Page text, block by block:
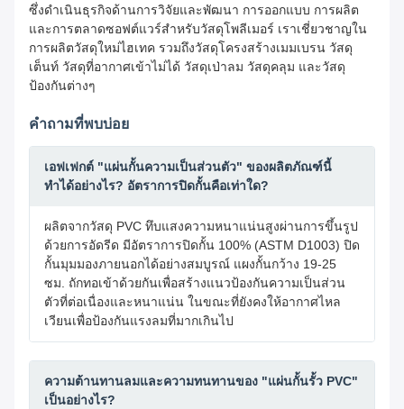
ซึ่งดำเนินธุรกิจด้านการวิจัยและพัฒนา การออกแบบ การผลิต
และการตลาดซอฟต์แวร์สำหรับวัสดุโพลีเมอร์ เราเชี่ยวชาญใน
การผลิตวัสดุใหม่ไฮเทค รวมถึงวัสดุโครงสร้างเมมเบรน วัสดุ
เต็นท์ วัสดุที่อากาศเข้าไม่ได้ วัสดุเป่าลม วัสดุคลุม และวัสดุ
ป้องกันต่างๆ
คำถามที่พบบ่อย
เอฟเฟกต์ "แผ่นกั้นความเป็นส่วนตัว" ของผลิตภัณฑ์นี้
ทำได้อย่างไร? อัตราการปิดกั้นคือเท่าใด?
ผลิตจากวัสดุ PVC ทึบแสงความหนาแน่นสูงผ่านการขึ้นรูป
ด้วยการอัดรีด มีอัตราการปิดกั้น 100% (ASTM D1003) ปิด
กั้นมุมมองภายนอกได้อย่างสมบูรณ์ แผงกั้นกว้าง 19-25
ซม. ถักทอเข้าด้วยกันเพื่อสร้างแนวป้องกันความเป็นส่วน
ตัวที่ต่อเนื่องและหนาแน่น ในขณะที่ยังคงให้อากาศไหล
เวียนเพื่อป้องกันแรงลมที่มากเกินไป
ความต้านทานลมและความทนทานของ "แผ่นกั้นรั้ว PVC"
เป็นอย่างไร?